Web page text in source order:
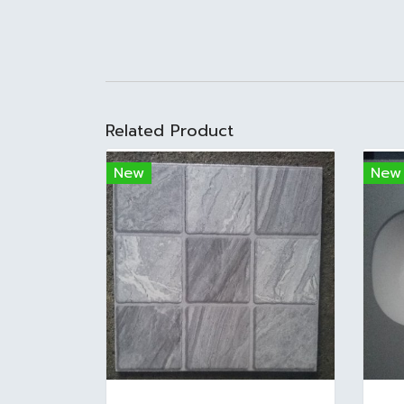
Related Product
New New